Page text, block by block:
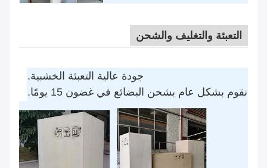
التعبئة والتغليف والشحن
جودة عالية التعبئة الخشبية.
نقوم بشكل عام بشحن البضائع في غضون 15 يومًا.